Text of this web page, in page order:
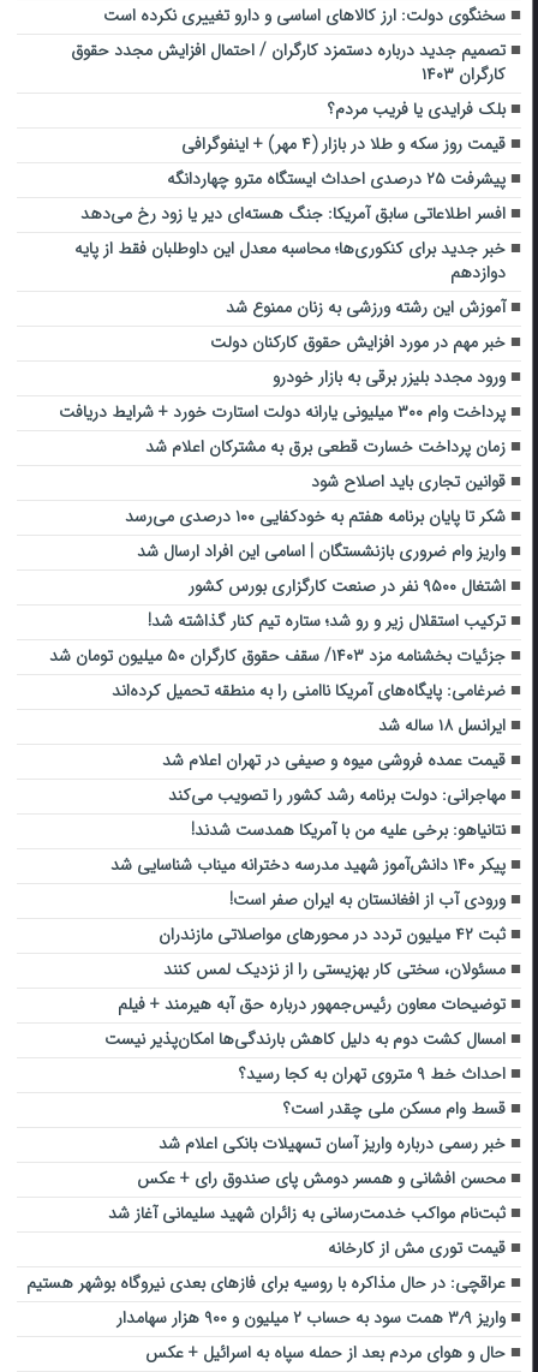
سخنگوی دولت: ارز کالاهای اساسی و دارو تغییری نکرده است
تصمیم جدید درباره دستمزد کارگران / احتمال افزایش مجدد حقوق
کارگران ۱۴۰۳
بلک فرایدی یا فریب مردم؟
قیمت روز سکه و طلا در بازار (۴ مهر) + اینفوگرافی
پیشرفت ۲۵ درصدی احداث ایستگاه مترو چهاردانگه
افسر اطلاعاتی سابق آمریکا: جنگ هسته‌ای دیر یا زود رخ می‌دهد
خبر جدید برای کنکوری‌ها؛ محاسبه معدل این داوطلبان فقط از پایه
دوازدهم
آموزش این رشته ورزشی به زنان ممنوع شد
خبر مهم در مورد افزایش حقوق کارکنان دولت
ورود مجدد بلیزر برقی به بازار خودرو
پرداخت وام ۳۰۰ میلیونی یارانه دولت استارت خورد + شرایط دریافت
زمان پرداخت خسارت قطعی برق به مشترکان اعلام شد
قوانین تجاری باید اصلاح شود
شکر تا پایان برنامه هفتم به خودکفایی ۱۰۰ درصدی می‌رسد
واریز وام ضروری بازنشستگان | اسامی این افراد ارسال شد
اشتغال ۹۵۰۰ نفر در صنعت کارگزاری بورس کشور
ترکیب استقلال زیر و رو شد؛ ستاره تیم کنار گذاشته شد!
جزئیات بخشنامه مزد ۱۴۰۳/ سقف حقوق کارگران ۵۰ میلیون تومان شد
ضرغامی: پایگاه‌های آمریکا ناامنی را به منطقه تحمیل کرده‌اند
ایرانسل ۱۸ ساله شد
قیمت عمده فروشی میوه و صیفی در تهران اعلام شد
مهاجرانی: دولت برنامه رشد کشور را تصویب می‌کند
نتانیاهو: برخی علیه من با آمریکا همدست شدند!
پیکر ۱۴۰ دانش‌آموز شهید مدرسه دخترانه میناب شناسایی شد‌
ورودی آب از افغانستان به ایران صفر است!
ثبت ۴۲ میلیون تردد در محورهای مواصلاتی مازندران
مسئولان، سختی کار بهزیستی را از نزدیک لمس کنند
توضیحات معاون رئیس‌جمهور درباره حق آبه هیرمند + فیلم
امسال کشت دوم به دلیل کاهش بارندگی‌ها امکان‌پذیر نیست
احداث خط ۹ متروی تهران به کجا رسید؟
قسط وام مسکن ملی چقدر است؟
خبر رسمی درباره واریز آسان تسهیلات بانکی اعلام شد
محسن افشانی و همسر دومش پای صندوق رای + عکس
ثبت‌نام مواکب خدمت‌رسانی به زائران شهید سلیمانی آغاز شد
قیمت توری مش از کارخانه
عراقچی: در حال مذاکره با روسیه برای فازهای بعدی نیروگاه بوشهر هستیم
واریز ۳٫۹ همت سود به حساب ۲ میلیون و ۹۰۰ هزار سهامدار
حال و هوای مردم بعد از حمله سپاه به اسرائیل + عکس